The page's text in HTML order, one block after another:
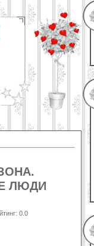
ЛЮДИ
: 0.0